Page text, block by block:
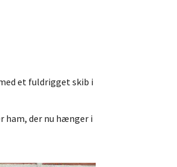
et fuldrigget skib i
ham, der nu hænger i